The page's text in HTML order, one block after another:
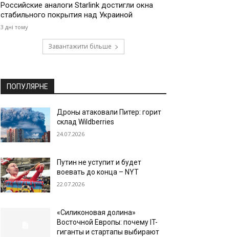
Российские аналоги Starlink достигли окна
стабильного покрытия над Украиной
3 дні тому
Завантажити більше
ПОПУЛЯРНЕ
Дроны атаковали Питер: горит
склад Wildberries
24.07.2026
Путин не уступит и будет
воевать до конца – NYT
22.07.2026
«Силиконовая долина»
Восточной Европы: почему IT-
гиганты и стартапы выбирают